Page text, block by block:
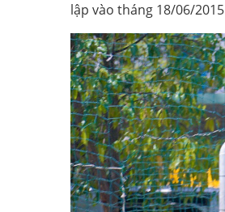
lập vào tháng 18/06/2015